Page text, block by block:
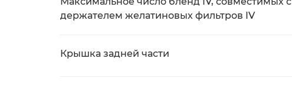
держателем желатиновых фильтров IV
Крышка задней части